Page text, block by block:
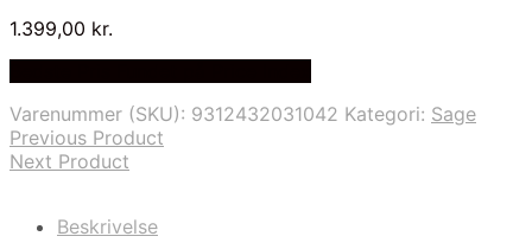
1.399,00 kr.
Varenummer (SKU): 9312432031042 Kategori: Sage
Previous Product
Next Product
Beskrivelse